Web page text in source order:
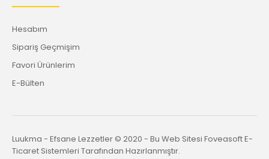
Hesabım
Sipariş Geçmişim
Favori Ürünlerim
E-Bülten
Luukma - Efsane Lezzetler © 2020 - Bu Web Sitesi Foveasoft E-
Ticaret Sistemleri Tarafından Hazırlanmıştır.